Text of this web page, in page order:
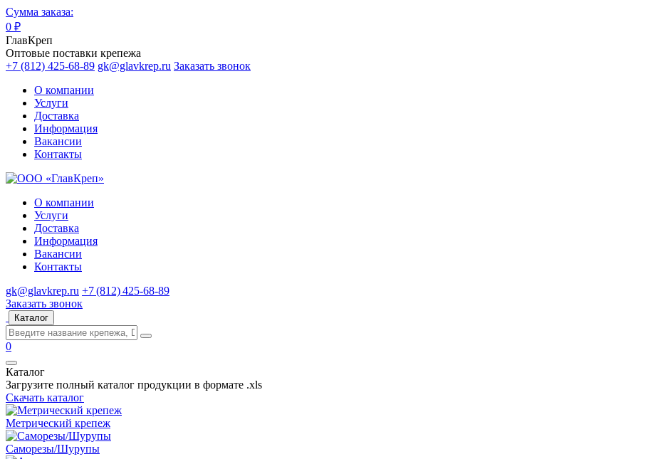
Сумма заказа:
0 ₽
ГлавКреп
Оптовые поставки крепежа
+7 (812) 425-68-89 gk@glavkrep.ru Заказать звонок
О компании
Услуги
Доставка
Информация
Вакансии
Контакты
О компании
Услуги
Доставка
Информация
Вакансии
Контакты
gk@glavkrep.ru +7 (812) 425-68-89
Заказать звонок
Каталог
0
Каталог
Загрузите полный каталог продукции в формате .xls
Скачать каталог
Метрический крепеж
Саморезы/Шурупы